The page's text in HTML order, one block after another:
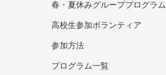
春・夏休みグループプログラム
高校生参加ボランティア
参加方法
プログラム一覧